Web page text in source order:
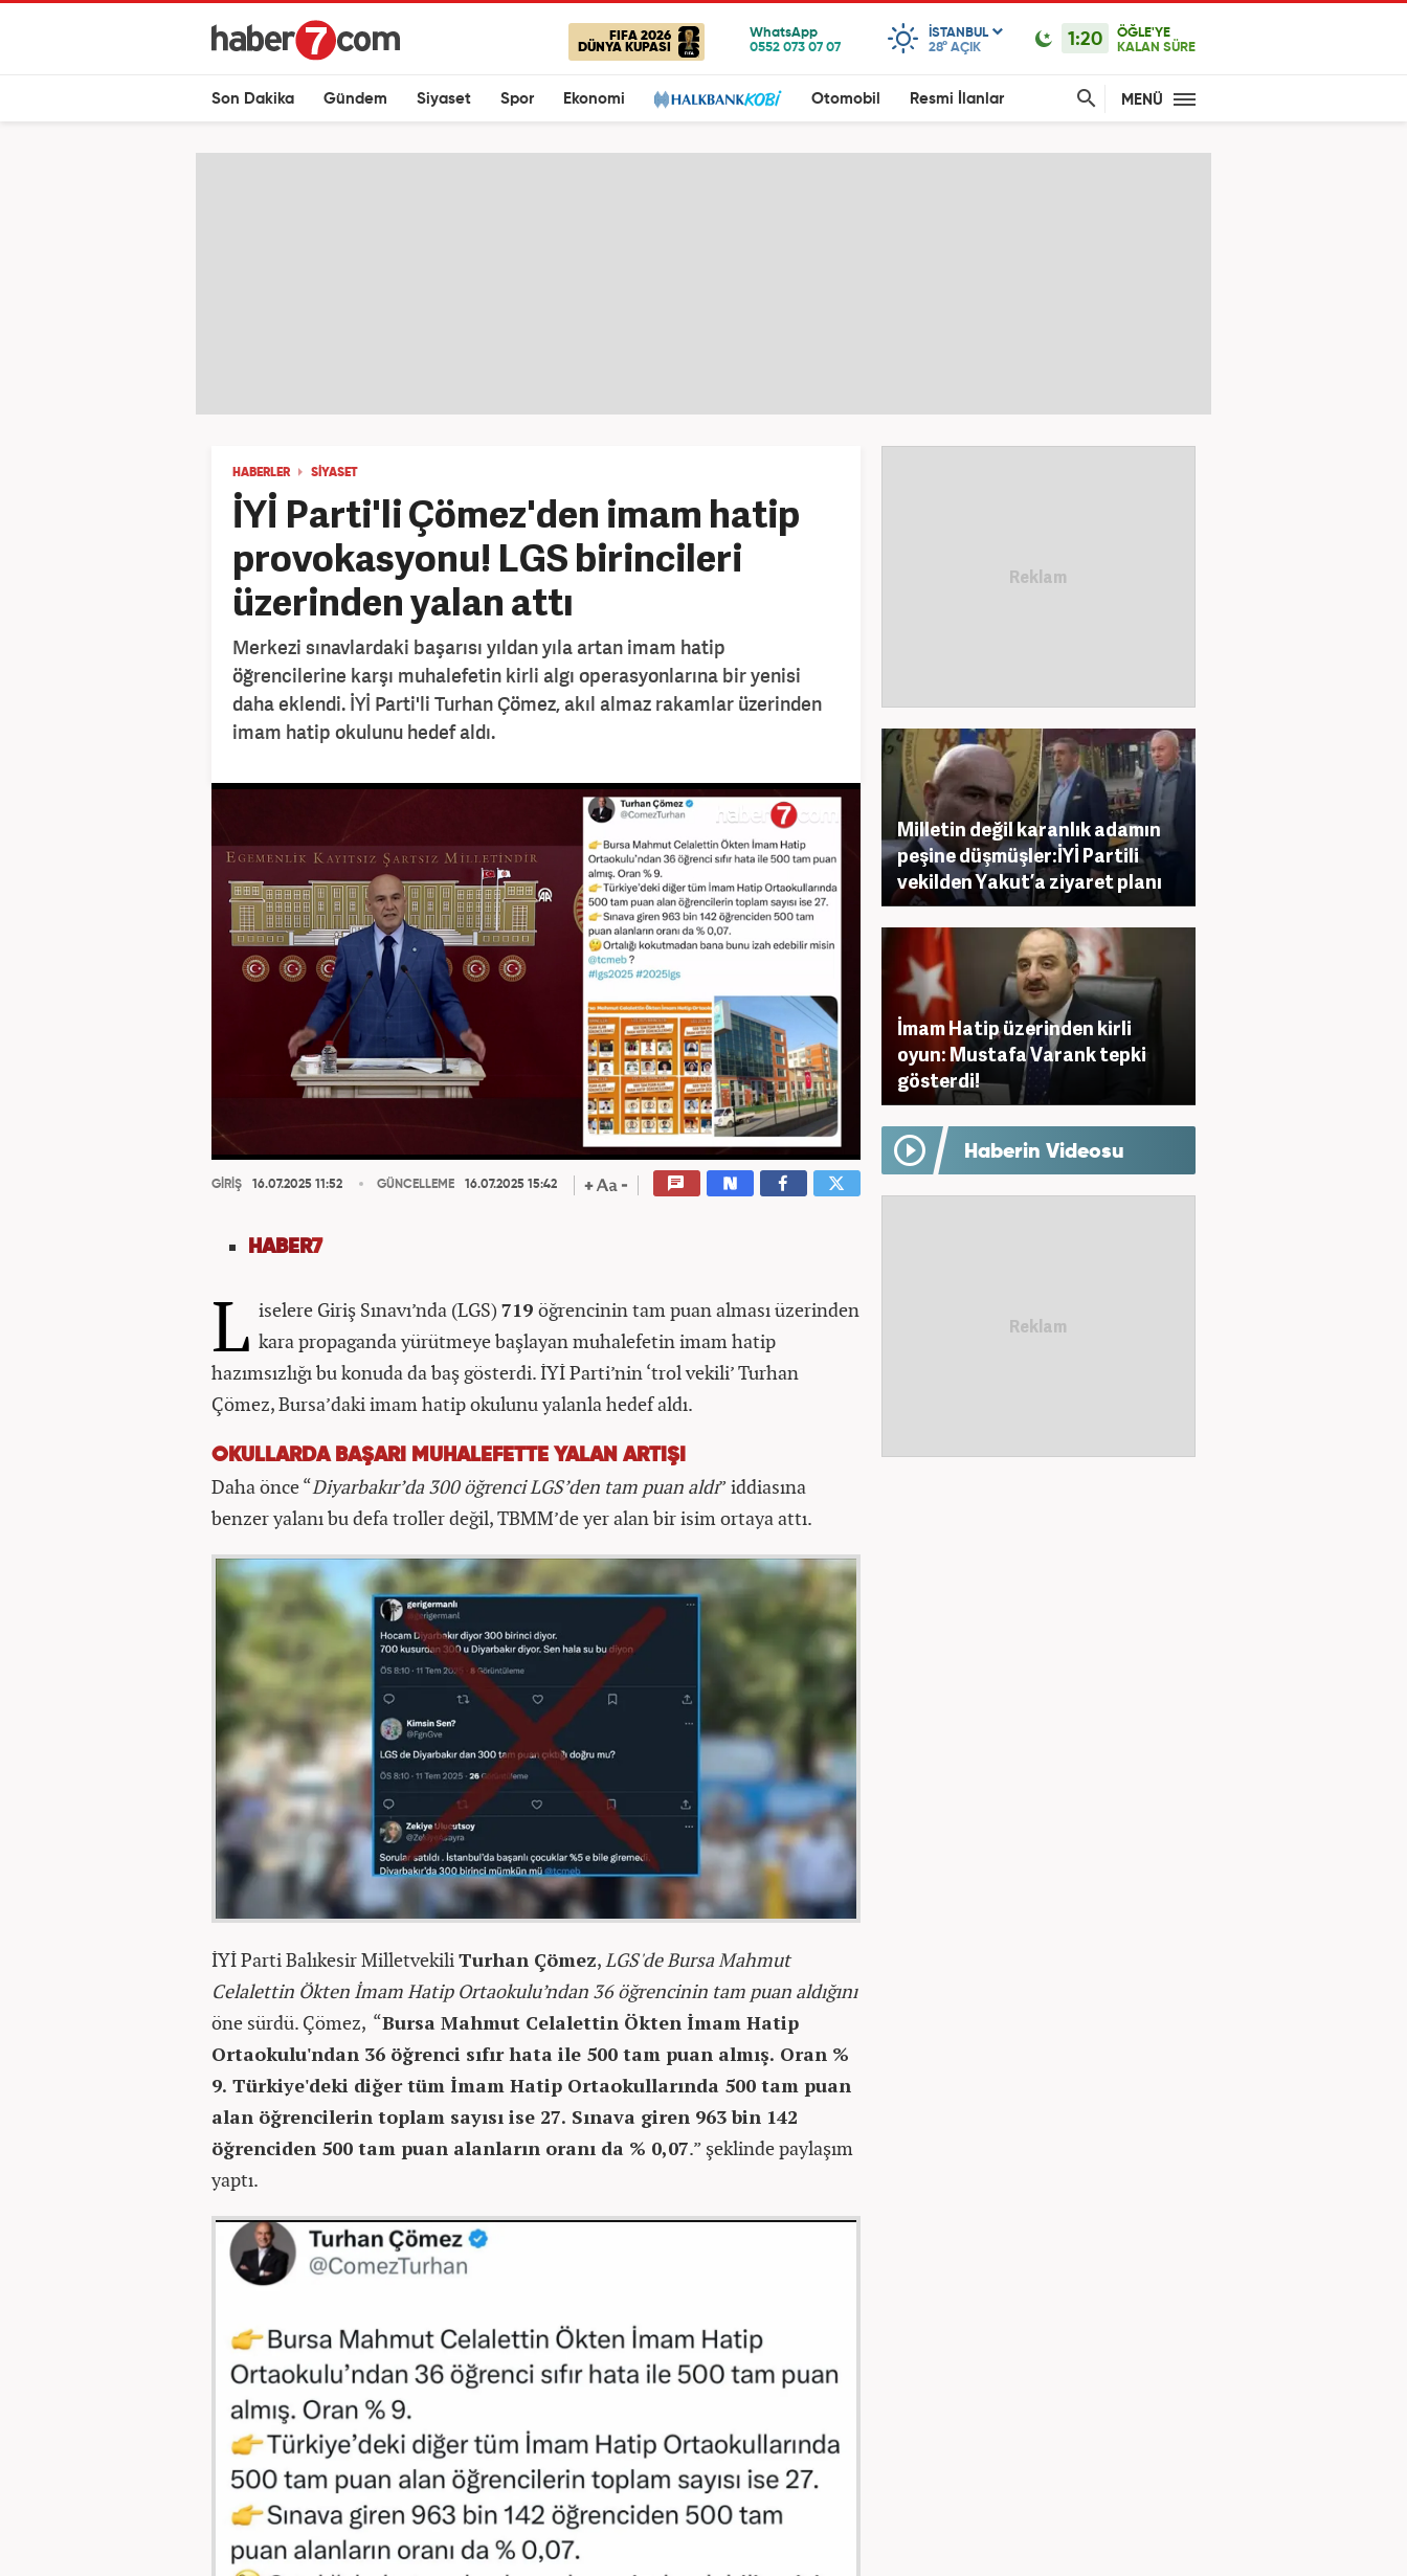
FIFA 2026
DÜNYA KUPASI
ISTANBUL
28° AÇIK 1:20
ÖĞLE'YE
KALAN SÜRE
Son Dakika Gündem Siyaset Spor Ekonomi Otomobil Resmi İlanlar MENÜ
HABERLER SİYASET
İYİ Parti'li Çömez'den imam hatip
provokasyonu! LGS birincileri
üzerinden yalan attı
Merkezi sınavlardaki başarısı yıldan yıla artan imam hatip
öğrencilerine karşı muhalefetin kirli algı operasyonlarına bir yenisi
daha eklendi. İYİ Parti'li Turhan Çömez, akıl almaz rakamlar üzerinden
imam hatip okulunu hedef aldı.
GİRİŞ 16.07.2025 11:52 GÜNCELLEME 16.07.2025 15:42
HABER7
L iselere Giriş Sınavı’nda (LGS) 719 öğrencinin tam puan alması üzerinden
kara propaganda yürütmeye başlayan muhalefetin imam hatip
hazımsızlığı bu konuda da baş gösterdi. İYİ Parti’nin ‘trol vekili’ Turhan
Çömez, Bursa’daki imam hatip okulunu yalanla hedef aldı.
OKULLARDA BAŞARI MUHALEFETTE YALAN ARTIŞI
Daha önce “Diyarbakır’da 300 öğrenci LGS’den tam puan aldı” iddiasına
benzer yalanı bu defa troller değil, TBMM’de yer alan bir isim ortaya attı.
İYİ Parti Balıkesir MilletvekiliTurhan Çömez,LGS'de Bursa Mahmut
Celalettin Ökten İmam Hatip Ortaokulu’ndan 36 öğrencinin tam puan aldığını
öne sürdü. Çömez, “Bursa Mahmut Celalettin Ökten İmam Hatip
Ortaokulu'ndan 36 öğrenci sıfır hata ile 500 tam puan almış. Oran %
9. Türkiye'deki diğer tüm İmam Hatip Ortaokullarında 500 tam puan
alan öğrencilerin toplam sayısı ise 27. Sınava giren 963 bin 142
öğrenciden 500 tam puan alanların oranı da % 0,07.” şeklinde paylaşım
yaptı.
Milletin değil karanlık adamın
peşine düşmüşler:İYİ Partili
vekilden Yakut’a ziyaret planı
İmam Hatip üzerinden kirli
oyun: Mustafa Varank tepki
gösterdi!
Haberin Videosu